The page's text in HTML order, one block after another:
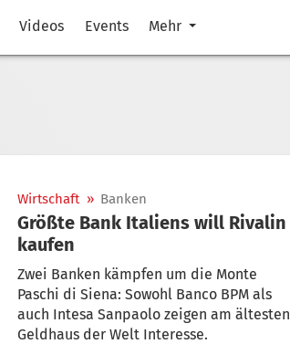
Videos Events Mehr
Wirtschaft » Banken
Größte Bank Italiens will Rivalin
kaufen
Zwei Banken kämpfen um die Monte
Paschi di Siena: Sowohl Banco BPM als
auch Intesa Sanpaolo zeigen am ältesten
Geldhaus der Welt Interesse.